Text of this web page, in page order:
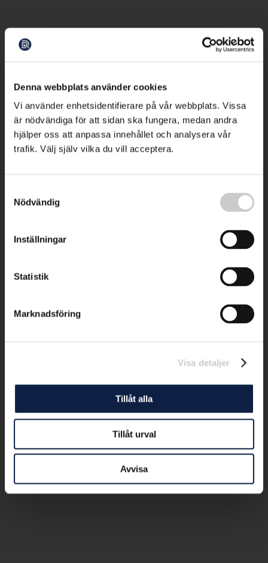
Denna webbplats använder cookies
Vi använder enhetsidentifierare på vår webbplats. Vissa
är nödvändiga för att sidan ska fungera, medan andra
hjälper oss att anpassa innehållet och analysera vår
trafik. Välj själv vilka du vill acceptera.
Nödvändig
Inställningar
Statistik
Marknadsföring
Visa detaljer
Tillåt alla
Tillåt urval
Avvisa